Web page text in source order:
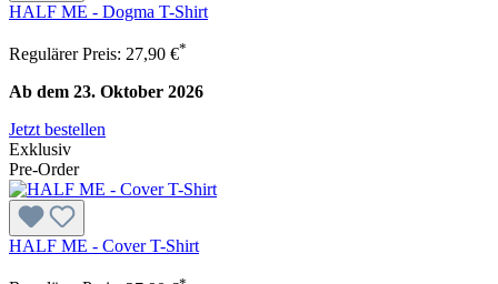
HALF ME - Dogma T-Shirt
Regulärer Preis: 27,90 €*
Ab dem 23. Oktober 2026
Jetzt bestellen
Exklusiv
Pre-Order
HALF ME - Cover T-Shirt